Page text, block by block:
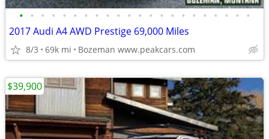
• • • • • • • • • • • • • • • • • • • • • •
2017 Audi A4 AWD Prestige 69,000 Miles
8/3 69k mi Bozeman www.peakcars.com
$39,900